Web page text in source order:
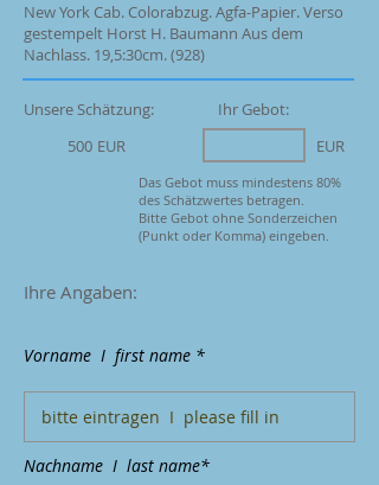
New York Cab. Colorabzug. Agfa-Papier. Verso
gestempelt Horst H. Baumann Aus dem
Nachlass. 19,5:30cm. (928)
Unsere Schätzung:
500 EUR
Ihr Gebot:
EUR
Das Gebot muss mindestens 80%
des Schätzwertes betragen.
Bitte Gebot ohne Sonderzeichen
(Punkt oder Komma) eingeben.
Ihre Angaben:
Vorname I first name *
Nachname I last name*